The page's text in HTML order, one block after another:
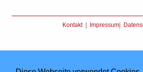
Kontakt| Impressum|